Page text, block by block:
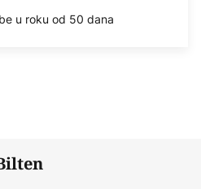
u roku od 50 dana